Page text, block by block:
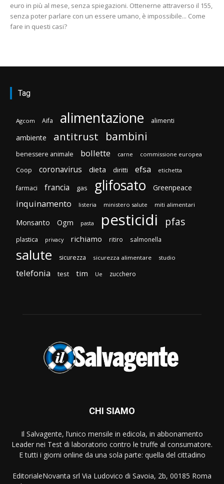
euro in più al mese, senza spiegazioni. Ottenerne attraverso il 155,
senza poter parlare con un essere umano, è impossibile... Come
fare in questi casi?
Tag
Agcom Aifa alimentazione alimenti
ambiente antitrust bambini
benessere animale bollette carne commissione europea
Coop coronavirus dieta diritti efsa etichetta
farmaci francia gas glifosato Greenpeace
inquinamento listeria ministero salute miti alimentari
Monsanto Ogm pasta pesticidi pfas
plastica privacy richiamo ritiro salmonella
salute sicurezza sicurezza alimentare studio
telefonia test tim Ue zucchero
CHI SIAMO
Il Salvagente, l’unico mensile in edicola, in abbonamento
Leader nei Test di laboratorio contro le truffe al consumatore.
E tutti i giorni online da una sola parte: quella del cittadino
EditorialeNovanta srl Via Ludovico di Savoia, 2b, 00185 Roma